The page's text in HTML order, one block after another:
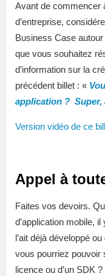
Avant de commencer
d’entreprise,
Business Case autour
que vous souhaitez
d’information sur la
précédent billet : «
application ? Super,
Version vidéo de ce
Appel à
Faites vos devoirs.
d’application mobile,
l’ait déjà développé
vous pourriez pouvoir
licence ou d’un SDK ?